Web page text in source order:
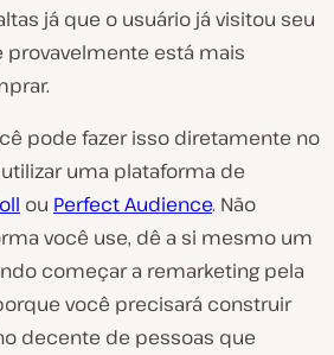
já que o usuário já visitou seu
está mais
pode fazer isso diretamente no
utilizar uma plataforma de
ou Perfect Audience. Não
você use, dê a si mesmo um
começar a remarketing pela
você precisará construir
decente de pessoas que